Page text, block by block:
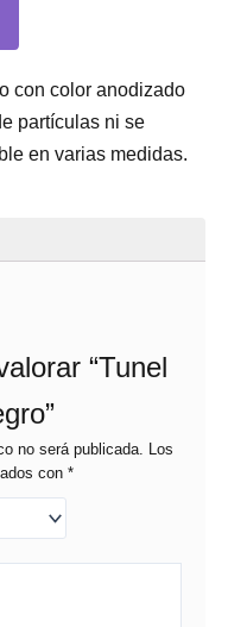
con color anodizado
partículas ni se
en varias medidas.
“Tunel
no será publicada. Los
con *